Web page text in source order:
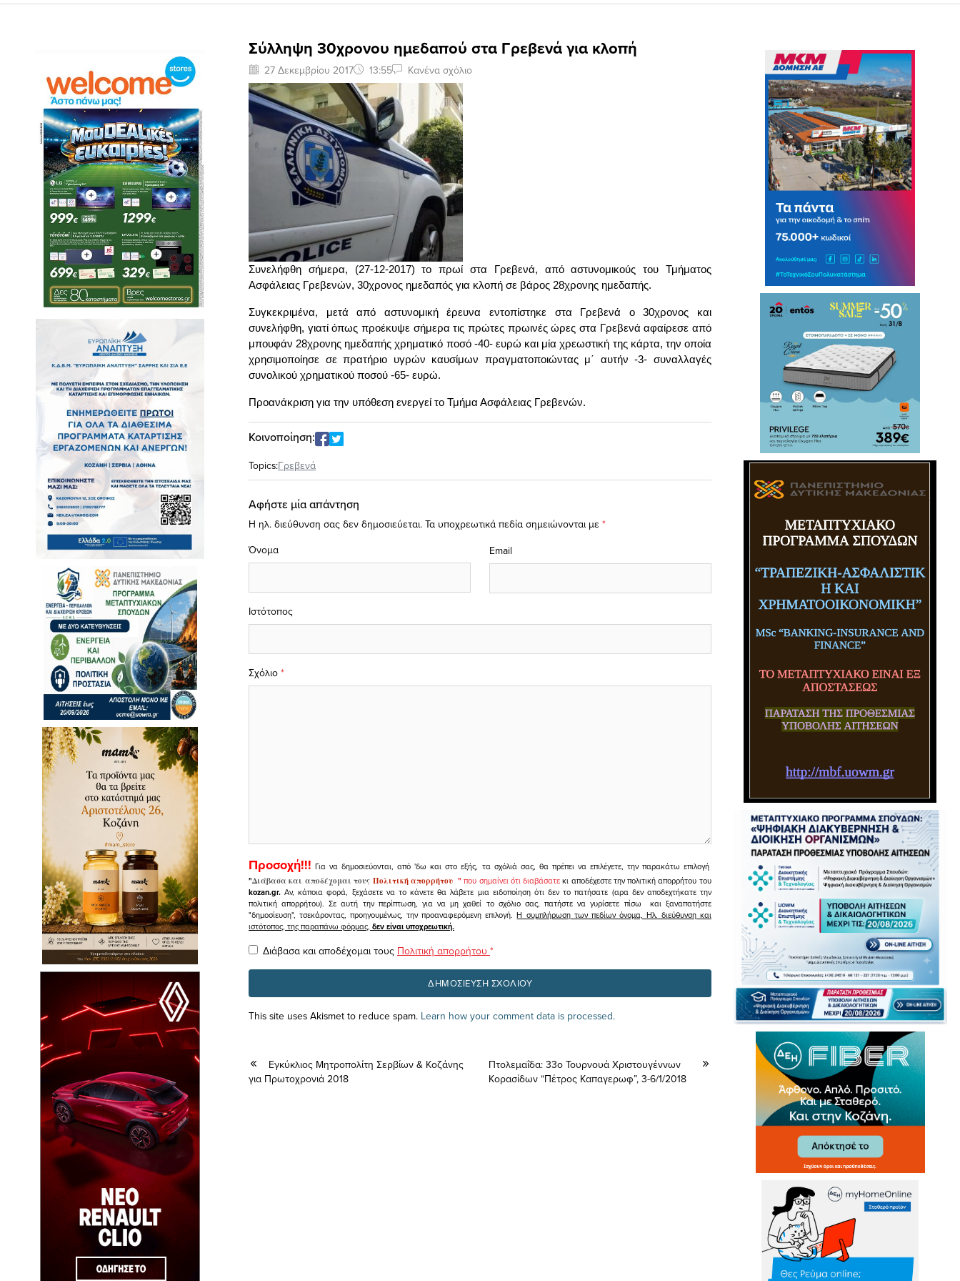
Σύλληψη 30χρονου ημεδαπού στα Γρεβενά για κλοπή
27 Δεκεμβρίου 2017 13:55 Κανένα σχόλιο
Συνελήφθη σήμερα, (27-12-2017) το πρωί στα Γρεβενά, από αστυνομικούς του Τμήματος
Ασφάλειας Γρεβενών, 30χρονος ημεδαπός για κλοπή σε βάρος 28χρονης ημεδαπής.
Συγκεκριμένα, μετά από αστυνομική έρευνα εντοπίστηκε στα Γρεβενά ο 30χρονος και
συνελήφθη, γιατί όπως προέκυψε σήμερα τις πρώτες πρωινές ώρες στα Γρεβενά αφαίρεσε από
μπουφάν 28χρονης ημεδαπής χρηματικό ποσό -40- ευρώ και μίαχρεωστική της κάρτα, την οποία
χρησιμοποίησε σε πρατήριο υγρών καυσίμων πραγματοποιώντας μ΄ αυτήν -3- συναλλαγές
συνολικού χρηματικού ποσού -65- ευρώ.
Προανάκριση για την υπόθεση ενεργεί το Τμήμα Ασφάλειας Γρεβενών.
Κοινοποίηση:
Topics:Γρεβενά
Αφήστε μία απάντηση
Η ηλ. διεύθυνση σας δεν δημοσιεύεται. Τα υποχρεωτικά πεδία σημειώνονται με *
Σχόλιο *
Όνομα Email
Ιστότοπος
Προσοχή!!! Για να δημοσιεύονται, από 'δω και στο εξής, τα σχόλιά σας, θα πρέπει να επιλέγετε, την παρακάτω επιλογή
"Διάβασα και αποδέχομαι τουςΠολιτική απορρήτου " που σημαίνει ότι διαβάσατεκι αποδέχεστε την πολιτική απορρήτου του
kozan.gr. Αν, κάποια φορά, ξεχάσετε να το κάνετε θα λάβετε μια ειδοποίηση ότι δεν το πατήσατε (αρα δεν αποδεχτήκατε την
πολιτική απορρήτου). Σε αυτή την περίπτωση, για να μη χαθεί το σχόλιο σας, πατήστε να γυρίσετε πίσω και ξαναπατήστε
"δημοσίευση", τσεκάροντας, προηγουμένως, την προαναφερόμενη επιλογή.Η συμπλήρωση των πεδίων όνομα, Ηλ. διεύθυνση και
ιστότοπος, της παραπάνω φόρμας, δεν είναι υποχρεωτική.
Διάβασα και αποδέχομαι τους Πολιτική απορρήτου *
This site uses Akismet to reduce spam. Learn how your comment data is processed.
Εγκύκλιος Μητροπολίτη Σερβίων & Κοζάνης
για Πρωτοχρονιά 2018
Πτολεμαΐδα: 33o Τουρνουά Χριστουγέννων
Κορασίδων “Πέτρος Καπαγερωφ”, 3-6/1/2018